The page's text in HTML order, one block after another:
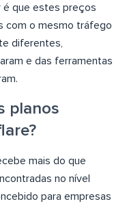
é que estes preços
com o mesmo tráfego
diferentes,
e das ferramentas
planos
mais do que
no nível
para empresas